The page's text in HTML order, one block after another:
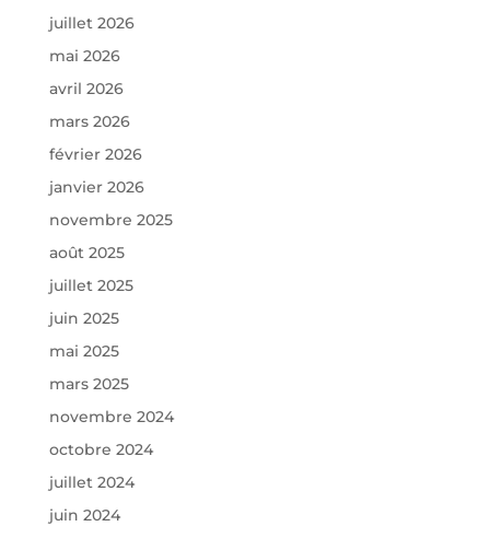
juillet 2026
mai 2026
avril 2026
mars 2026
février 2026
janvier 2026
novembre 2025
août 2025
juillet 2025
juin 2025
mai 2025
mars 2025
novembre 2024
octobre 2024
juillet 2024
juin 2024